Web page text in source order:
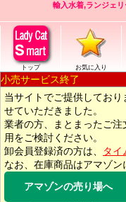
輸入水着,ランジェ
トップ お気に入り
小売サービス終了
当サイトでご提供してお
せていただきました。
業者の方、まとまったご注
用をご検討ください。
卸会員登録済の方は、
タイ
なお、在庫商品はアマゾン
アマゾンの売り場へ